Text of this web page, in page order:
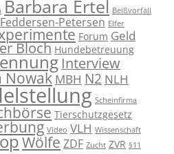
Barbara Ertel Beißvorfall
Petersen Elfer
Forum Geld
Bloch Hundebetreuung
Interview
Nowak MBH N2 NLH
Scheinfirma
Tierschutzgesetz
Video VLH Wissenschaft
Wölfe ZDF Zucht ZVR §11